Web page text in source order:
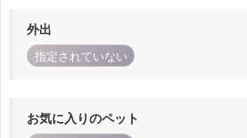
外出
指定されていない
お気に入りのペット